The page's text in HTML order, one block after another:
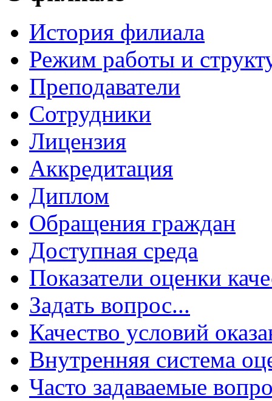
История филиала
Режим работы и
Преподаватели
Сотрудники
Лицензия
Аккредитация
Диплом
Обращения граждан
Доступная среда
Показатели оценки
Задать вопрос...
Качество условий
Внутренняя система
Часто задаваемые